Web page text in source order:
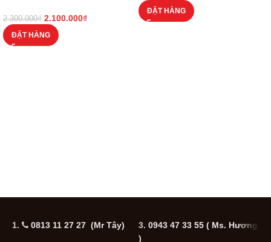
2.300.000₫ 2.100.000₫
ĐẶT HÀNG
ĐẶT HÀNG
1. 0813 11 27 27 (Mr Tây) 3. 0943 47 33 55 ( Ms. Hương
)